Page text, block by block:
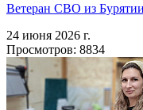
Ветеран СВО из
24 июня 2026 г.
Просмотров: 8834